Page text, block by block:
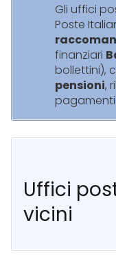
Gli uffici
Poste
finanziari
bollettini),
pensioni,
pagamenti
Uffici
vicini